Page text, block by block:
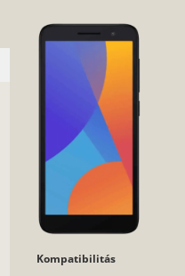
Kompatibilitás